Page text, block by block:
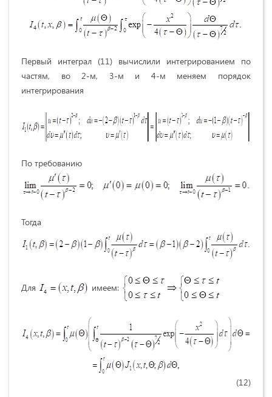
Первый интеграл (11) вычислили интегрированием по
частям, во 2-м, 3-м и 4-м меняем порядок
интегрирования
По требованию
Тогда
Для имеем:
(12)